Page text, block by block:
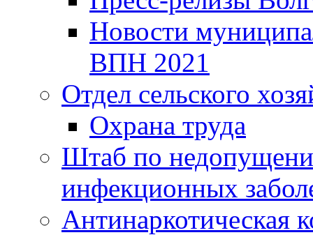
Новости
ВПН 2021
Отдел сельского
Охрана труда
Штаб по
инфекционных
Антинаркотическая